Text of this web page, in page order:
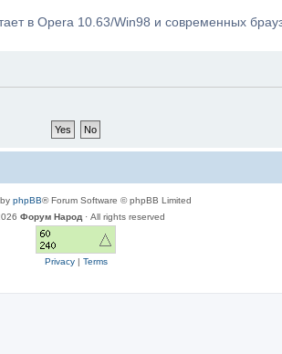
в Opera 10.63/Win98 и современных
phpBB® Forum Software © phpBB Limited
Форум Народ · All rights reserved
Privacy| Terms